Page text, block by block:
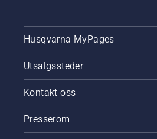
Husqvarna MyPages
Utsalgssteder
Kontakt oss
Presserom